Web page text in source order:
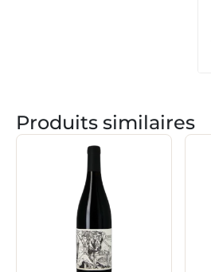
Produits similaires